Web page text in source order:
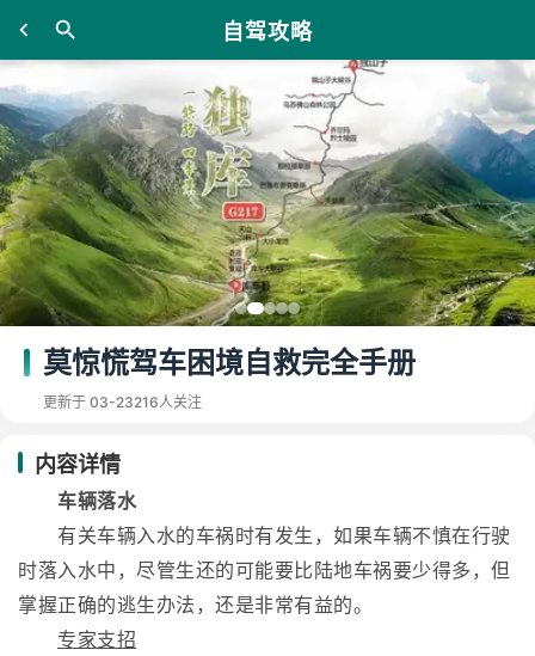
自驾攻略
莫惊慌驾车困境自救完全手册
更新于 03-23216人关注
内容详情
车辆落水
有关车辆入水的车祸时有发生，如果车辆不慎在行驶
时落入水中，尽管生还的可能要比陆地车祸要少得多，但
掌握正确的逃生办法，还是非常有益的。
专家支招